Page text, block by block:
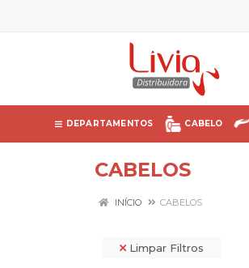
DEPARTAMENTOS CABELO
CABELOS
INÍCIO CABELOS
Limpar Filtros